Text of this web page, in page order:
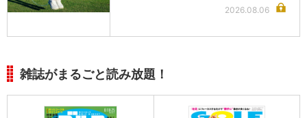
2026.08.06
雑誌がまるごと読み放題！